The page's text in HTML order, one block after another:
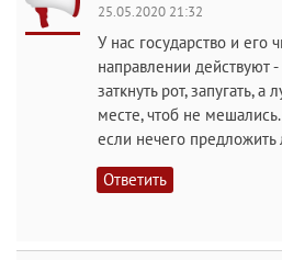
25.05.2020 21:32
У нас государство и его
направлении действуют
заткнуть рот, запугать, а
месте, чтоб не
если нечего
Ответить